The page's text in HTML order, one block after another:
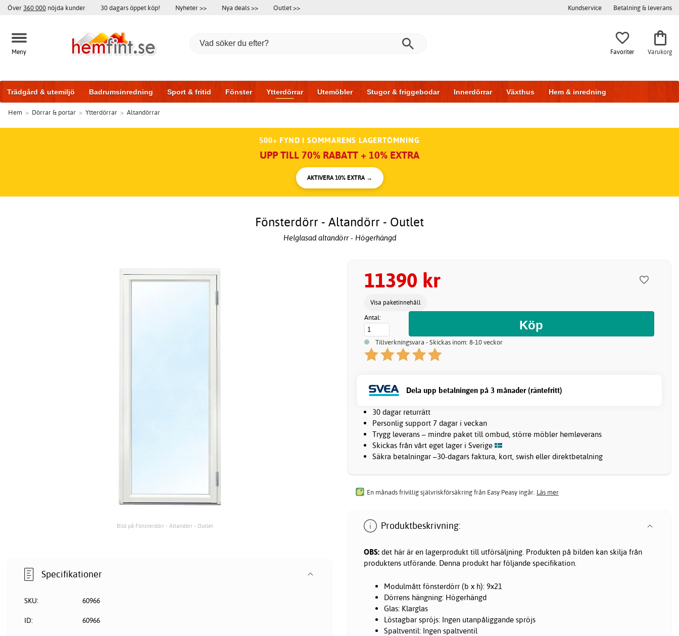
Över 360 000 nöjda kunder 30 dagars öppet köp! Nyheter >> Nya deals >> Outlet >> Kundservice Betalning & leverans
Meny Favoriter Varukorg
Trädgård & utemiljö Badrumsinredning Sport & fritid Fönster Ytterdörrar Utemöbler Stugor & friggebodar Innerdörrar Växthus Hem & inredning
Badrumsmöbler Träningsutrustning Garageportar
Hem > Dörrar & portar > Ytterdörrar > Altandörrar
500+ FYND I SOMMARENS LAGERTÖMNING
UPP TILL 70% RABATT + 10% EXTRA
AKTIVERA 10% EXTRA →
Fönsterdörr - Altandörr - Outlet
Helglasad altandörr - Högerhängd
Bild på Fönsterdörr - Altandörr - Outlet
11390 kr
Visa paketinnehåll
Antal:
Tillverkningsvara - Skickas inom: 8-10 veckor
Dela upp betalningen på 3 månader (räntefritt)
30 dagar returrätt
Personlig support 7 dagar i veckan
Trygg leverans – mindre paket till ombud, större möbler hemleverans
Skickas från vårt eget lager i Sverige
Säkra betalningar –30-dagars faktura, kort, swish eller direktbetalning
En månads frivillig självriskförsäkring från Easy Peasy ingår. Läs mer
Produktbeskrivning:
OBS: det här är en lagerprodukt till utförsäljning. Produkten på bilden kan skilja från
produktens utförande. Denna produkt har följande specifikation.
Modulmått fönsterdörr (b x h): 9x21
Dörrens hängning: Högerhängd
Glas: Klarglas
Löstagbar spröjs: Ingen utanpåliggande spröjs
Spaltventil: Ingen spaltventil
Specifikationer
SKU: 60966
ID: 60966